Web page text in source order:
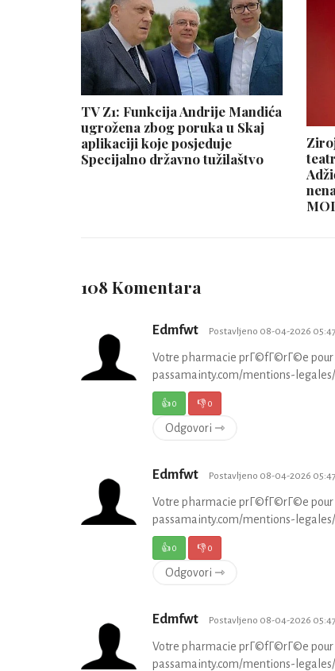
TV Z1: Funkcija Andrije Mandića
ugrožena zbog poruka u Skaj
aplikaciji koje posjeduje
Specijalno državno tužilaštvo
108 Komentara
Edmfwt Postavljeno 08-04-2026
Votre pharmacie prГ©fГ©rГ©e
passamainty.com/mentions-
👍0 👎0
Odgovori ⇾
Edmfwt Postavljeno 08-04-2026
Votre pharmacie prГ©fГ©rГ©e
passamainty.com/mentions-
👍0 👎0
Odgovori ⇾
Edmfwt Postavljeno 08-04-2026
Votre pharmacie prГ©fГ©rГ©e
passamainty.com/mentions-